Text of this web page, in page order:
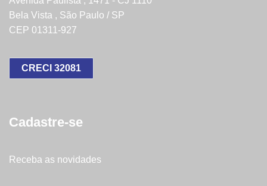
Bela Vista , São Paulo / SP
CEP 01311-927
CRECI 32081
Cadastre-se
Receba as novidades